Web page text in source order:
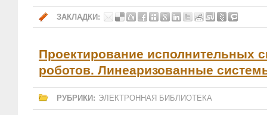
ЗАКЛАДКИ:
Проектирование исполнительных
роботов. Линеаризованные
РУБРИКИ: ЭЛЕКТРОННАЯ БИБЛИОТЕКА